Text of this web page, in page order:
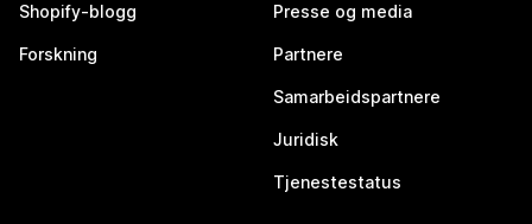
Shopify-blogg
Forskning
Presse og media
Partnere
Samarbeidspartnere
Juridisk
Tjenestestatus